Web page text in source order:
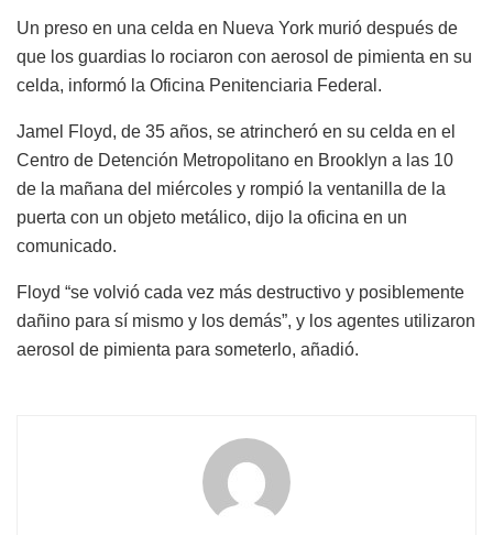
Un preso en una celda en Nueva York murió después de
que los guardias lo rociaron con aerosol de pimienta en su
celda, informó la Oficina Penitenciaria Federal.
Jamel Floyd, de 35 años, se atrincheró en su celda en el
Centro de Detención Metropolitano en Brooklyn a las 10
de la mañana del miércoles y rompió la ventanilla de la
puerta con un objeto metálico, dijo la oficina en un
comunicado.
Floyd “se volvió cada vez más destructivo y posiblemente
dañino para sí mismo y los demás”, y los agentes utilizaron
aerosol de pimienta para someterlo, añadió.